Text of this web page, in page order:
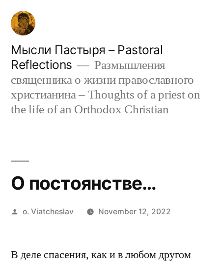
Skip
content
Мысли Пастыря – Pastoral
Reflections
Размышления
священника о жизни православного
христианина – Thoughts of a priest on
the life of an Orthodox Christian
О постоянстве…
Posted
o. Viatcheslav November 12, 2022
В деле спасения, как и в любом другом